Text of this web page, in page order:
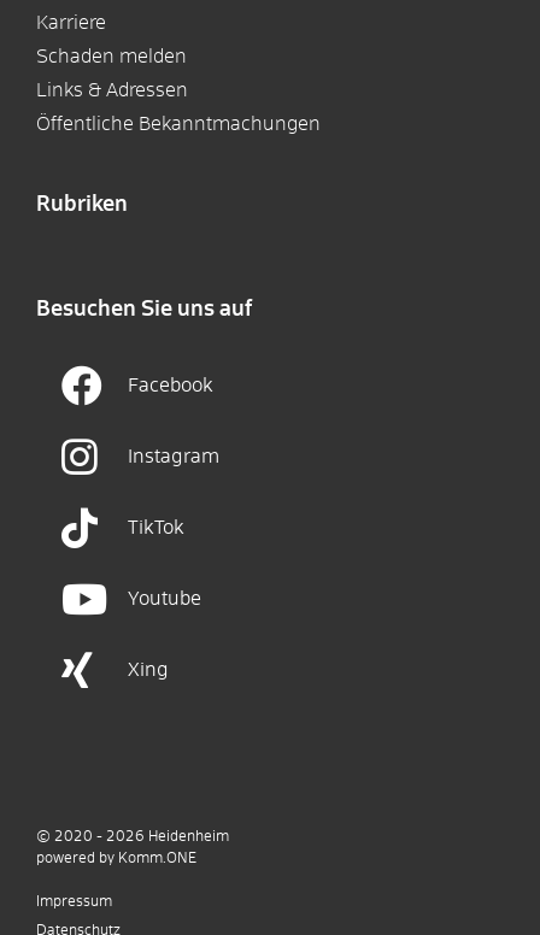
Karriere
Schaden melden
Links & Adressen
Öffentliche Bekanntmachungen
Rubriken
Besuchen Sie uns auf
Facebook
Instagram
TikTok
Youtube
Xing
© 2020 - 2026 Heidenheim
powered by Komm.ONE
Impressum
Datenschutz